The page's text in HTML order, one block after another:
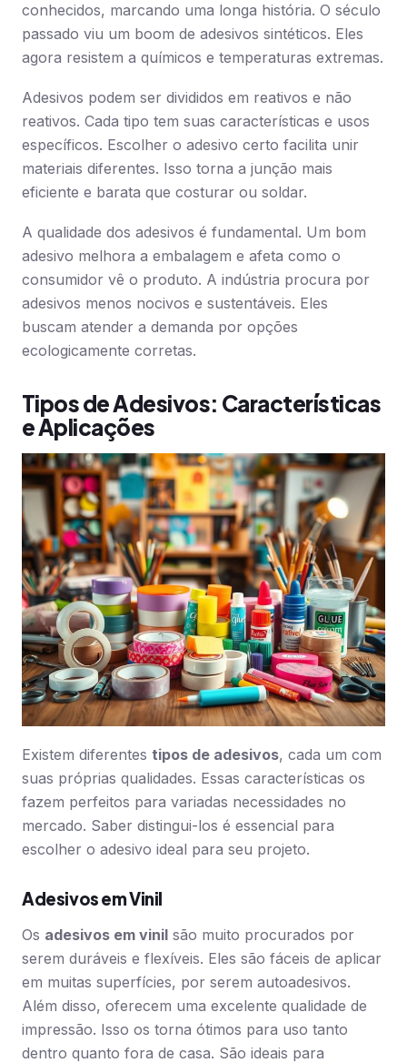
conhecidos, marcando uma longa história. O século
passado viu um boom de adesivos sintéticos. Eles
agora resistem a químicos e temperaturas extremas.
Adesivos podem ser divididos em reativos e não
reativos. Cada tipo tem suas características e usos
específicos. Escolher o adesivo certo facilita unir
materiais diferentes. Isso torna a junção mais
eficiente e barata que costurar ou soldar.
A qualidade dos adesivos é fundamental. Um bom
adesivo melhora a embalagem e afeta como o
consumidor vê o produto. A indústria procura por
adesivos menos nocivos e sustentáveis. Eles
buscam atender a demanda por opções
ecologicamente corretas.
Tipos de Adesivos: Características
e Aplicações
Existem diferentes tipos de adesivos, cada um com
suas próprias qualidades. Essas características os
fazem perfeitos para variadas necessidades no
mercado. Saber distingui-los é essencial para
escolher o adesivo ideal para seu projeto.
Adesivos em Vinil
Os adesivos em vinil são muito procurados por
serem duráveis e flexíveis. Eles são fáceis de aplicar
em muitas superfícies, por serem autoadesivos.
Além disso, oferecem uma excelente qualidade de
impressão. Isso os torna ótimos para uso tanto
dentro quanto fora de casa. São ideais para